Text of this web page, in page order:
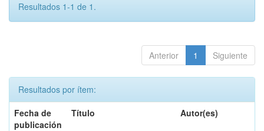
Resultados 1-1 de 1.
Anterior 1 Siguiente
Resultados por ítem:
Fecha de
publicación
Título Autor(es)